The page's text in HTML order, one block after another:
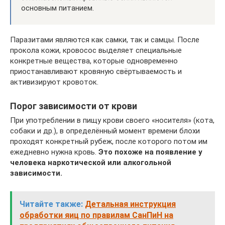
основным питанием.
Паразитами являются как самки, так и самцы. После
прокола кожи, кровосос выделяет специальные
конкретные вещества, которые одновременно
приостанавливают кровяную свёртываемость и
активизируют кровоток.
Порог зависимости от крови
При употреблении в пищу крови своего «носителя» (кота,
собаки и др.), в определённый момент времени блохи
проходят конкретный рубеж, после которого потом им
ежедневно нужна кровь. Это похоже на появление у
человека наркотической или алкогольной
зависимости.
Читайте также: Детальная инструкция
обработки яиц по правилам СанПиН на